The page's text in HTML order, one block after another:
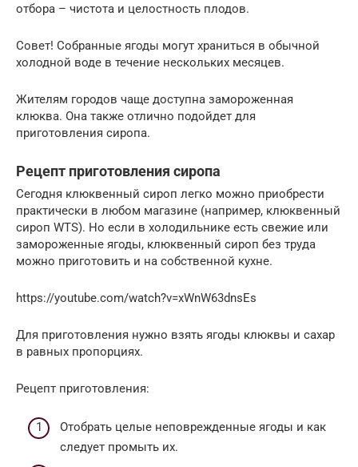
отбора – чистота и целостность плодов.
Совет! Собранные ягоды могут храниться в обычной
холодной воде в течение нескольких месяцев.
Жителям городов чаще доступна замороженная
клюква. Она также отлично подойдет для
приготовления сиропа.
Рецепт приготовления сиропа
Сегодня клюквенный сироп легко можно приобрести
практически в любом магазине (например, клюквенный
сироп WTS). Но если в холодильнике есть свежие или
замороженные ягоды, клюквенный сироп без труда
можно приготовить и на собственной кухне.
https://youtube.com/watch?v=xWnW63dnsEs
Для приготовления нужно взять ягоды клюквы и сахар
в равных пропорциях.
Рецепт приготовления:
Отобрать целые неповрежденные ягоды и как
следует промыть их.